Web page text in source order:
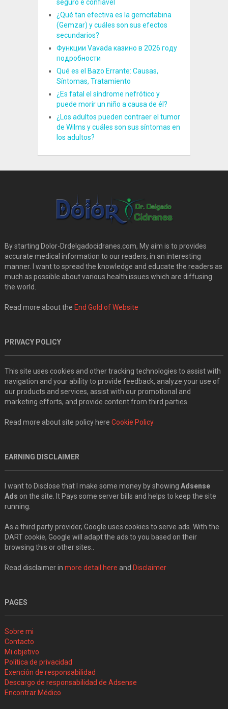
seguro e confiável
¿Qué tan efectiva es la gemcitabina
(Gemzar) y cuáles son sus efectos
secundarios?
Функции Vavada казино в 2026 году
подробности
Qué es el Bazo Errante: Causas,
Síntomas, Tratamiento
¿Es fatal el síndrome nefrótico y
puede morir un niño a causa de él?
¿Los adultos pueden contraer el tumor
de Wilms y cuáles son sus síntomas en
los adultos?
By starting Dolor-Drdelgadocidranes.com, My aim is to provides
accurate medical information to our readers, in an interesting
manner. I want to spread the knowledge and educate the readers as
much as possible about various health issues which are diffusing
the world.
Read more about the End Gold of Website
PRIVACY POLICY
This site uses cookies and other tracking technologies to assist with
navigation and your ability to provide feedback, analyze your use of
our products and services, assist with our promotional and
marketing efforts, and provide content from third parties.
Read more about site policy here Cookie Policy
EARNING DISCLAIMER
I want to Disclose that I make some money by showing Adsense
Ads on the site. It Pays some server bills and helps to keep the site
running.
As a third party provider, Google uses cookies to serve ads. With the
DART cookie, Google will adapt the ads to you based on their
browsing this or other sites..
Read disclaimer in more detail here and Disclaimer
PAGES
Sobre mi
Contacto
Mi objetivo
Política de privacidad
Exención de responsabilidad
Descargo de responsabilidad de Adsense
Encontrar Médico